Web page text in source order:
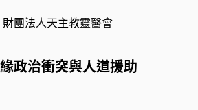
團法人天主教靈醫會
政治衝突與人道援助